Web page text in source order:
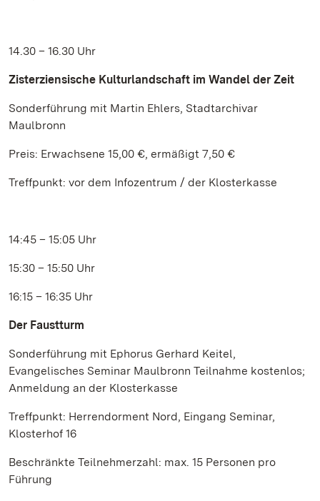
14.30 – 16.30 Uhr
Zisterziensische Kulturlandschaft im Wandel der Zeit
Sonderführung mit Martin Ehlers, Stadtarchivar
Maulbronn
Preis: Erwachsene 15,00 €, ermäßigt 7,50 €
Treffpunkt: vor dem Infozentrum / der Klosterkasse
14:45 – 15:05 Uhr
15:30 – 15:50 Uhr
16:15 – 16:35 Uhr
Der Faustturm
Sonderführung mit Ephorus Gerhard Keitel,
Evangelisches Seminar Maulbronn Teilnahme kostenlos;
Anmeldung an der Klosterkasse
Treffpunkt: Herrendorment Nord, Eingang Seminar,
Klosterhof 16
Beschränkte Teilnehmerzahl: max. 15 Personen pro
Führung